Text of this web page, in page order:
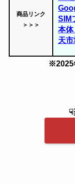
商品リンク
＞＞＞
SIM
本
天
※2025
☟